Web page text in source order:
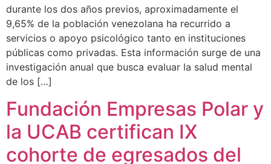
durante los dos años previos, aproximadamente el
9,65% de la población venezolana ha recurrido a
servicios o apoyo psicológico tanto en instituciones
públicas como privadas. Esta información surge de una
investigación anual que busca evaluar la salud mental
de los […]
Fundación Empresas Polar y
la UCAB certifican IX
cohorte de egresados del